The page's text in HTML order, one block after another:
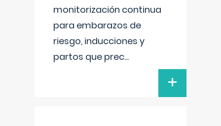
monitorización continua
para embarazos de
riesgo, inducciones y
partos que prec...
+